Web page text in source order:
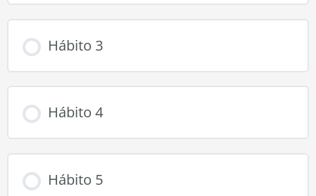
Hábito 3
Hábito 4
Hábito 5